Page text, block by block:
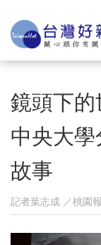
鏡頭下
中央大
故事
記者葉志成 ／桃園